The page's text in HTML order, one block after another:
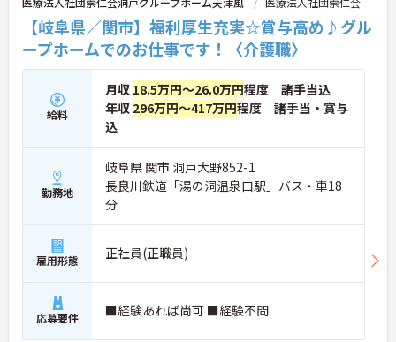
【岐阜県／関市】福利厚生充実☆賞与高め♪グル
ープホームでのお仕事です！〈介護職〉
給料
月収 18.5万円～26.0万円程度 諸手当込
年収 296万円～417万円程度 諸手当・賞与
込
勤務地
岐阜県 関市 洞戸大野852-1
長良川鉄道「湯の洞温泉口駅」バス・車18
分
雇用形態 正社員(正職員)
応募要件 ■経験あれば尚可 ■経験不問